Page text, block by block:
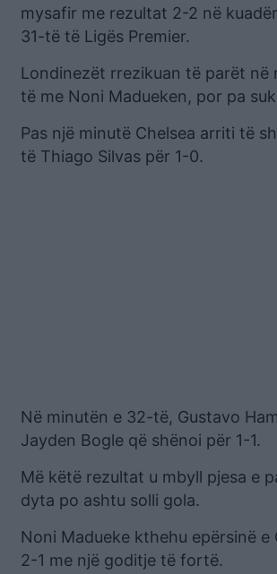
mysafir me rezultat 2-2 në
31-të të Ligës Premier.
Londinezët rrezikuan të parët në
të me Noni Madueken, por pa
Pas një minutë Chelsea arriti të
të Thiago Silvas për 1-0.
Në minutën e 32-të, Gustavo
Jayden Bogle që shënoi për 1-1.
Më këtë rezultat u mbyll pjesa e
dyta po ashtu solli gola.
Noni Madueke kthehu epërsinë e
2-1 me një goditje të fortë.